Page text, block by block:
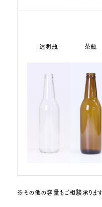
透明瓶 茶瓶
※その他の容量もご相談承ります